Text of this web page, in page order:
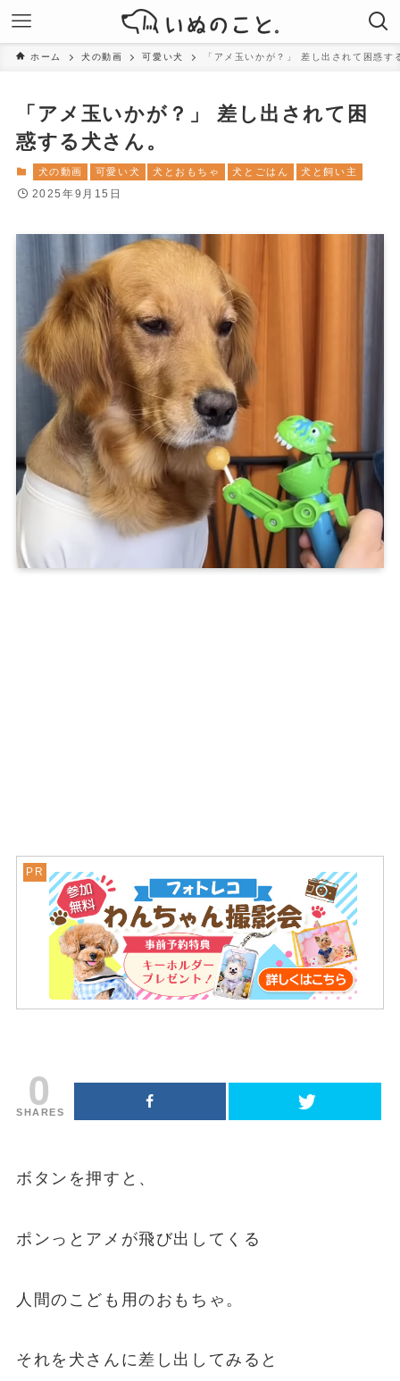
ホーム 犬の動画 可愛い犬 「アメ玉いかが？」 差し出されて困惑す
「アメ玉いかが？」 差し出されて困
惑する犬さん。
犬の動画 可愛い犬 犬とおもちゃ 犬とごはん 犬と飼い主
2025年9月15日
0
SHARES
ボタンを押すと、
ポンっとアメが飛び出してくる
人間のこども用のおもちゃ。
それを犬さんに差し出してみると